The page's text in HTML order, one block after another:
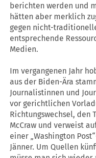
berichten werden und
hätten aber merklich
gegen nicht-
entsprechende
Medien.
Im vergangenen Jahr
aus der Biden-Ära
Journalistinnen und
vor gerichtlichen
Richtungswechsel, den
McCraw und verweist
einer „Washington
Jänner. Um Quellen